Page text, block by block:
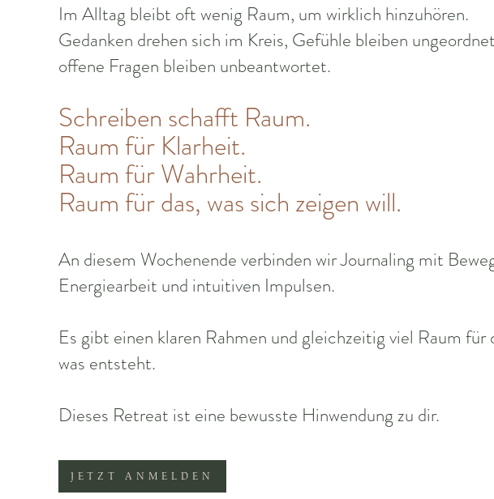
Im Alltag bleibt oft wenig Raum, um wirklich hinzuhören.
Gedanken drehen sich im Kreis, Gefühle bleiben
offene Fragen bleiben unbeantwortet.
Schreiben schafft Raum.
Raum für Klarheit.
Raum für Wahrheit.
Raum für das, was sich zeigen will.
An diesem Wochenende verbinden wir Journaling mit
Energiearbeit und intuitiven Impulsen.
Es gibt einen klaren Rahmen und gleichzeitig viel Raum für
was entsteht.
Dieses Retreat ist eine bewusste Hinwendung zu dir.
JETZT ANMELDEN